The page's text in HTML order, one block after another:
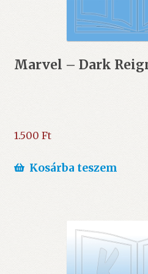
Marvel – Dark
1.500 Ft
Kosárba teszem